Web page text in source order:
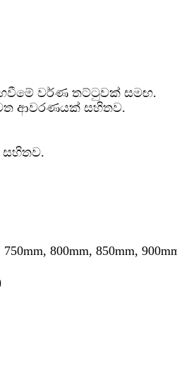
වර්ණ තට්ටුවක් සමඟ.
ආවරණයක් සහිතව.
සහිතව.
800mm, 850mm,